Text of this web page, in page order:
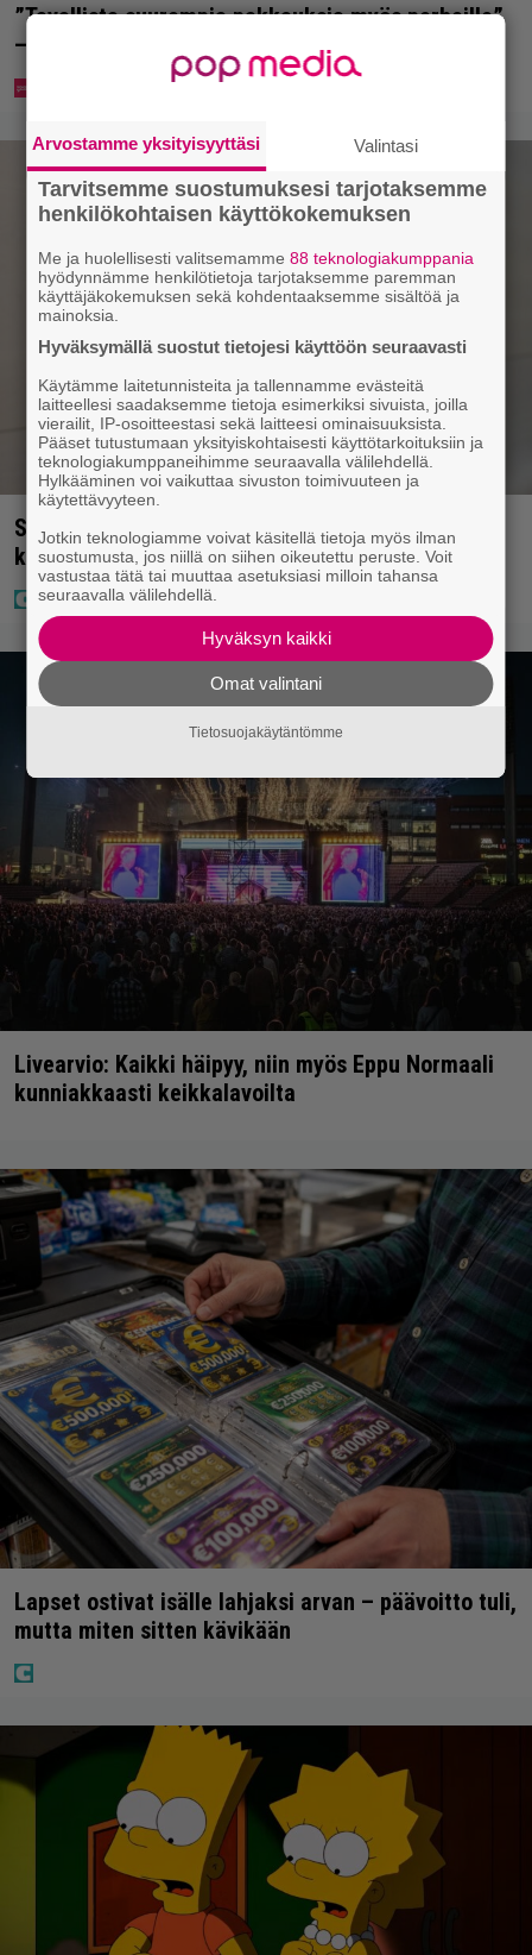
”Tavallista suurempia pakkauksia myös perheille”
– tänne aukee Suomen toinen Prisma Tukku
Seiska: Joel Harkimo ja Kastanja Rauhala – Joel
kertoo nyt kaiken
Livearvio: Kaikki häipyy, niin myös Eppu Normaali
kunniakkaasti keikkalavoilta
Lapset ostivat isälle lahjaksi arvan – päävoitto tuli,
mutta miten sitten kävikään
Arvostamme yksityisyyttäsi Valintasi
Tarvitsemme suostumuksesi tarjotaksemme
henkilökohtaisen käyttökokemuksen
Me ja huolellisesti valitsemamme88 teknologiakumppania
hyödynnämme henkilötietoja tarjotaksemme paremman
käyttäjäkokemuksen sekä kohdentaaksemme sisältöä ja
mainoksia.
Hyväksymällä suostut tietojesi käyttöön seuraavasti
Käytämme laitetunnisteita ja tallennamme evästeitä
laitteellesi saadaksemme tietoja esimerkiksi sivuista, joilla
vierailit, IP-osoitteestasi sekä laitteesi ominaisuuksista.
Pääset tutustumaan yksityiskohtaisesti käyttötarkoituksiin ja
teknologiakumppaneihimme seuraavalla välilehdellä.
Hylkääminen voi vaikuttaa sivuston toimivuuteen ja
käytettävyyteen.
Jotkin teknologiamme voivat käsitellä tietoja myös ilman
suostumusta, jos niillä on siihen oikeutettu peruste. Voit
vastustaa tätä tai muuttaa asetuksiasi milloin tahansa
seuraavalla välilehdellä.
Hyväksyn kaikki
Omat valintani
Tietosuojakäytäntömme